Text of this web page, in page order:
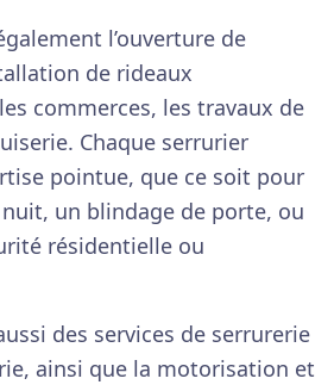
l’ouverture de
de rideaux
commerces, les travaux de
Chaque serrurier
pointue, que ce soit pour
un blindage de porte, ou
résidentielle ou
des services de serrurerie
ainsi que la motorisation et